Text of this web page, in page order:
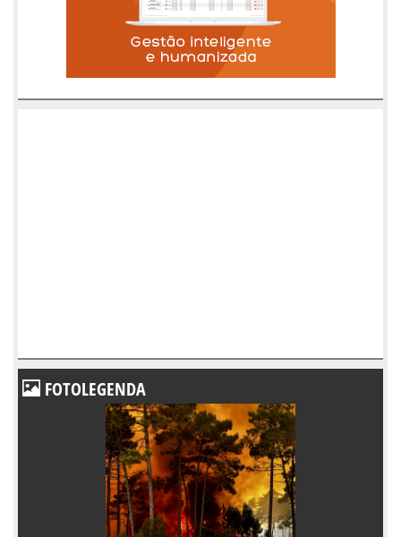
FOTOLEGENDA